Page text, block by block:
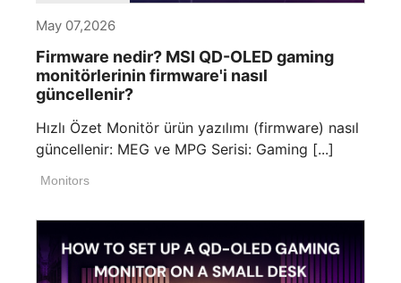
May 07,2026
Firmware nedir? MSI QD-OLED gaming
monitörlerinin firmware'i nasıl
güncellenir?
Hızlı Özet Monitör ürün yazılımı (firmware) nasıl
güncellenir: MEG ve MPG Serisi: Gaming [...]
Monitors